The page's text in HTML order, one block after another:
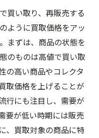
買い取り、再販売する
ように買取価格をアッ
まずは、商品の状態を
のものは高値で買い取
の高い商品やコレクタ
取価格を上げることが
行にも注目し、需要が
要が低い時期には販売
、買取対象の商品に特